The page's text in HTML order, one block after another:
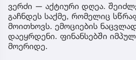
ვერძი — აქტიური დღეა.
გაჩნდეს საქმე, რომელიც
მოითხოვს. ემოციების
დაეყრდენი. ფინანსებში
მოერიდე.